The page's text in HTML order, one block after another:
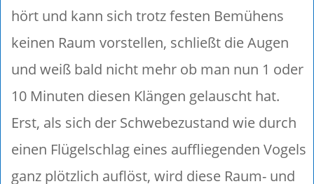
hört und kann sich trotz festen Bemühens
keinen Raum vorstellen, schließt die Augen
und weiß bald nicht mehr ob man nun 1 oder
10 Minuten diesen Klängen gelauscht hat.
Erst, als sich der Schwebezustand wie durch
einen Flügelschlag eines auffliegenden Vogels
ganz plötzlich auflöst, wird diese Raum- und